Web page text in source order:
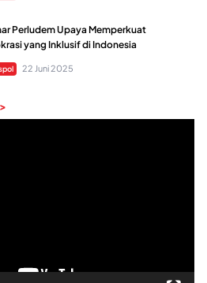
Perludem Upaya Memperkuat
yang Inklusif di Indonesia
22 Juni 2025